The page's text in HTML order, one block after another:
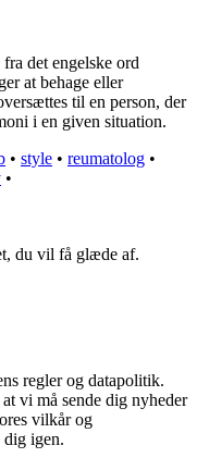
det engelske ord
at behage eller
til en person, der
i en given situation.
• style • reumatolog •
•
du vil få glæde af.
regler og datapolitik.
vi må sende dig nyheder
vilkår og
igen.